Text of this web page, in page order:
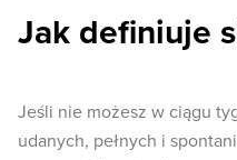
Jak definiuje
Jeśli nie możesz w ciągu
udanych, pełnych i